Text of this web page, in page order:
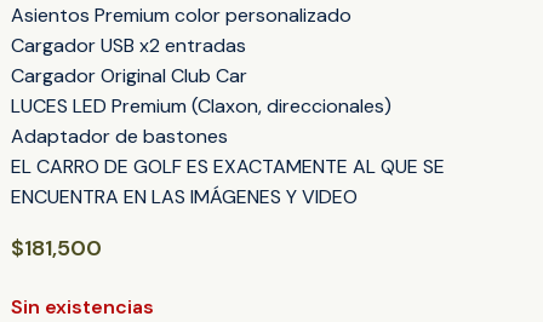
Asientos Premium color personalizado
Cargador USB x2 entradas
Cargador Original Club Car
LUCES LED Premium (Claxon, direccionales)
Adaptador de bastones
EL CARRO DE GOLF ES EXACTAMENTE AL QUE SE
ENCUENTRA EN LAS IMÁGENES Y VIDEO
$181,500
Sin existencias